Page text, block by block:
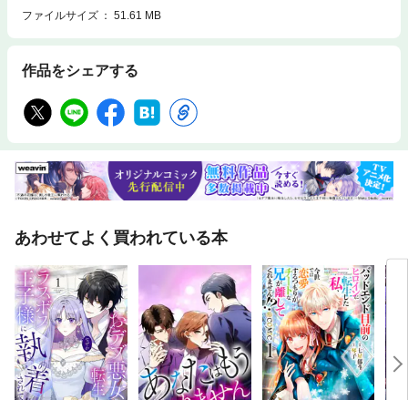
鹿島槍ヶ岳、針ノ木岳・蓮華岳、七倉岳・船窪岳、烏帽子岳、裏銀座縦走
山小屋・キャンプ場情報、アクセス情報、登山口情報、登山装備表、登山
ファイルサイズ
51.61 MB
作品をシェアする
あわせてよく買われている本